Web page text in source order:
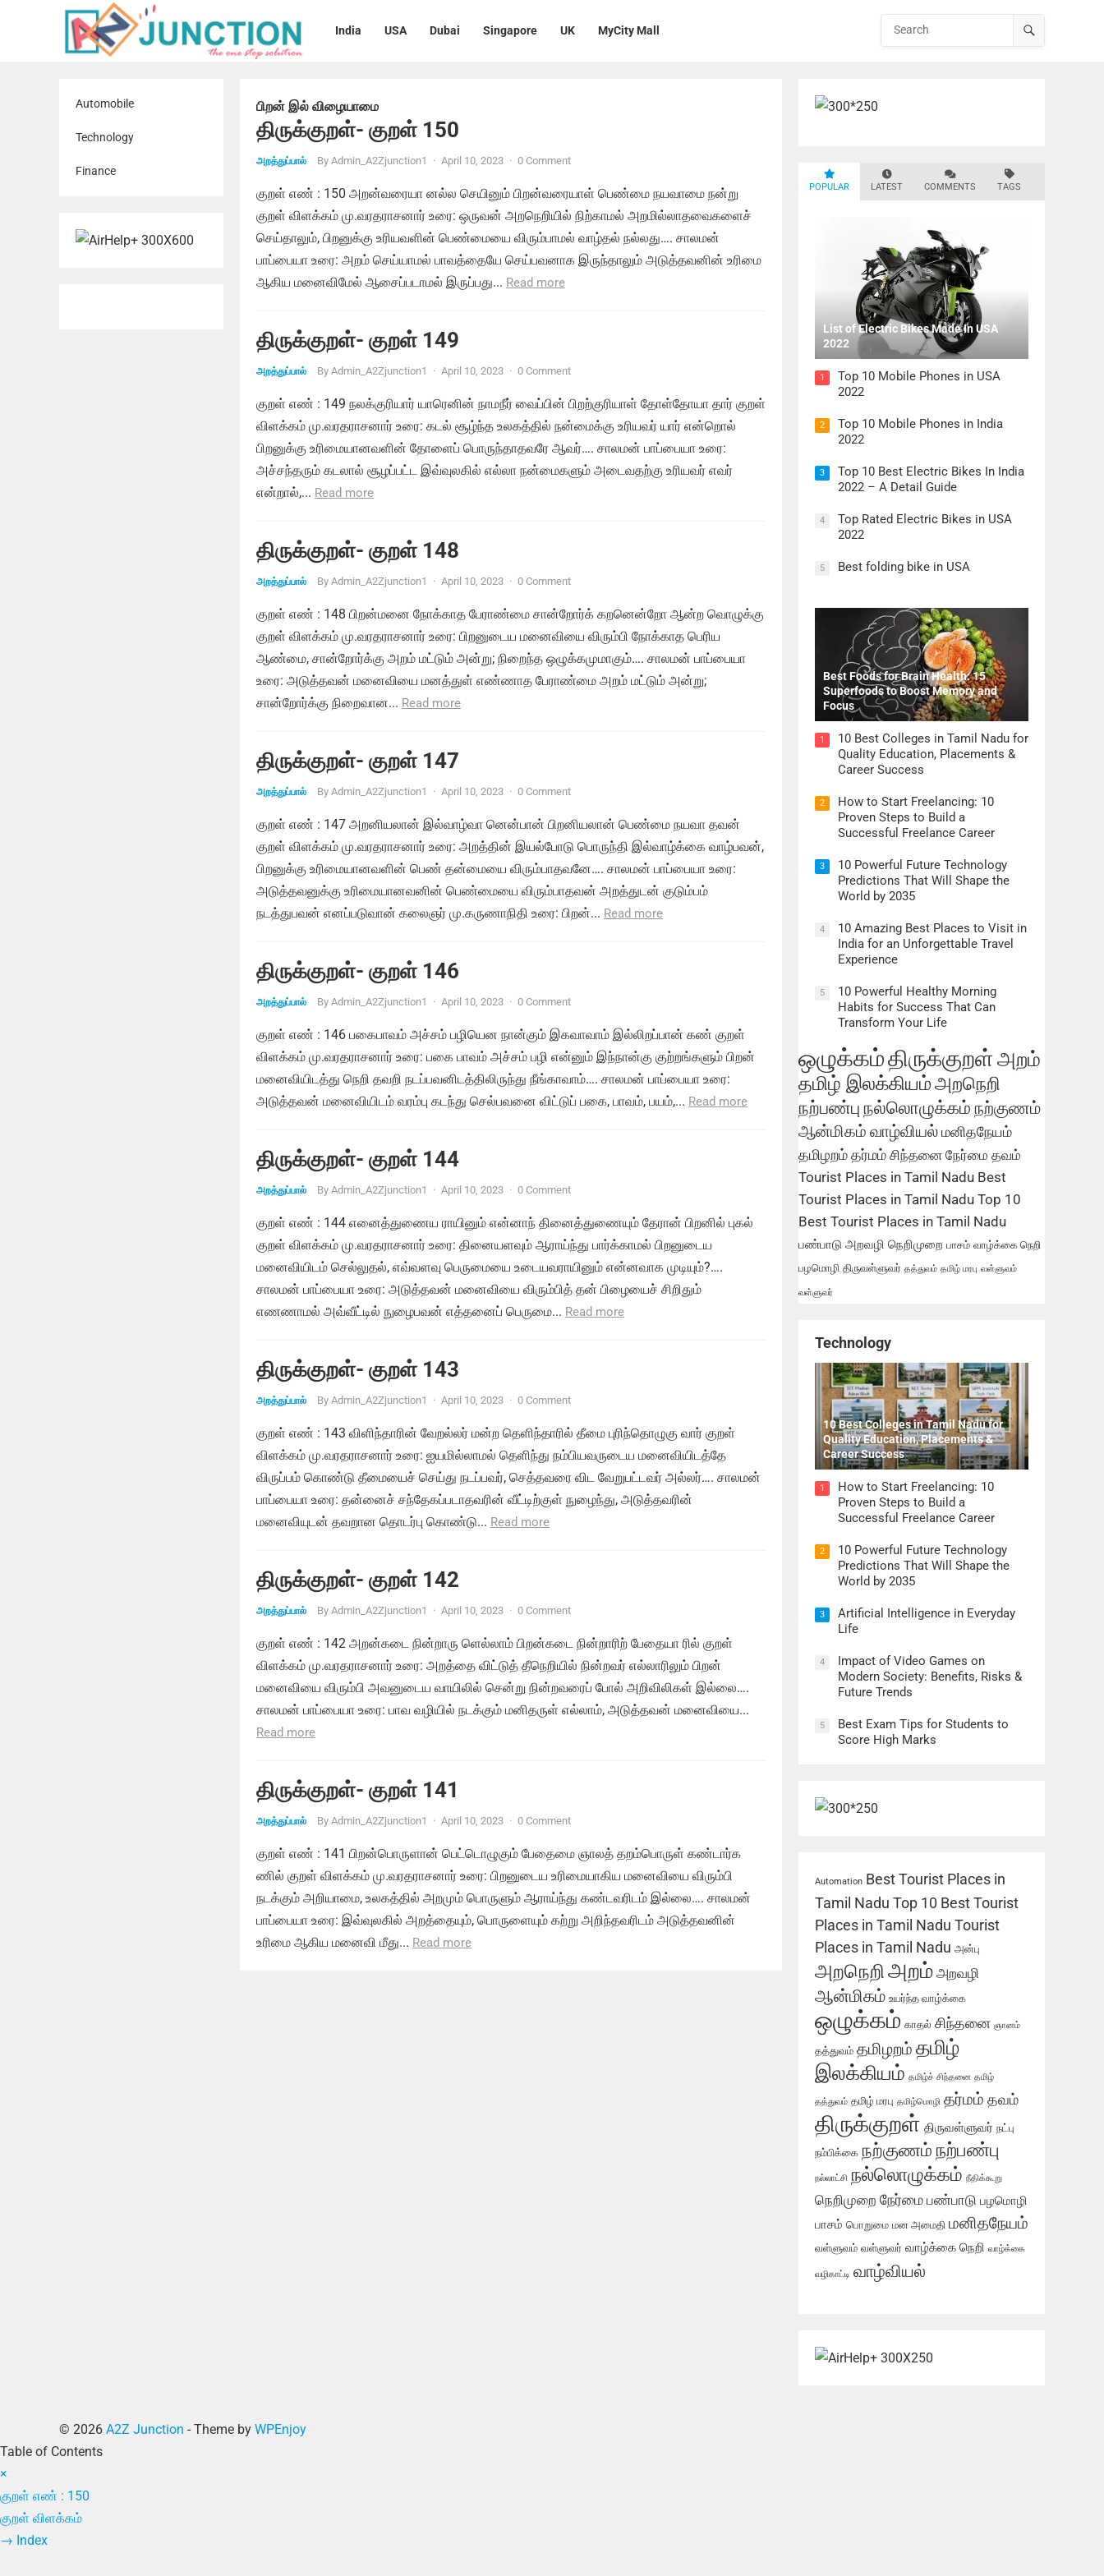
India USA Dubai Singapore UK MyCity Mall
Automobile
Technology
Finance
பிறன் இல் விழையாமை
திருக்குறள்- குறள் 150
அறத்துப்பால் By Admin_A2Zjunction1 · April 10, 2023 · 0 Comment
குறள் எண் : 150 அறன்வரையா னல்ல செயினும் பிறன்வரையாள் பெண்மை நயவாமை நன்று
குறள் விளக்கம் மு.வரதராசனார் உரை: ஒருவன் அறநெறியில் நிற்காமல் அறமில்லாதவைகளைச்
செய்தாலும், பிறனுக்கு உரியவளின் பெண்மையை விரும்பாமல் வாழ்தல் நல்லது…. சாலமன்
பாப்பையா உரை: அறம் செய்யாமல் பாவத்தையே செய்பவனாக இருந்தாலும் அடுத்தவனின் உரிமை
ஆகிய மனைவிமேல் ஆசைப்படாமல் இருப்பது... Read more
திருக்குறள்- குறள் 149
அறத்துப்பால் By Admin_A2Zjunction1 · April 10, 2023 · 0 Comment
குறள் எண் : 149 நலக்குரியார் யாரெனின் நாமநீர் வைப்பின் பிறற்குரியாள் தோள்தோயா தார் குறள்
விளக்கம் மு.வரதராசனார் உரை: கடல் சூழ்ந்த உலகத்தில் நன்மைக்கு உரியவர் யார் என்றொல்
பிறனுக்கு உரிமையானவளின் தோளைப் பொருந்தாதவரே ஆவர்…. சாலமன் பாப்பையா உரை:
அச்சந்தரும் கடலால் சூழப்பட்ட இவ்வுலகில் எல்லா நன்மைகளும் அடைவதற்கு உரியவர் எவர்
என்றால்,... Read more
திருக்குறள்- குறள் 148
அறத்துப்பால் By Admin_A2Zjunction1 · April 10, 2023 · 0 Comment
குறள் எண் : 148 பிறன்மனை நோக்காத பேராண்மை சான்றோர்க் கறனென்றோ ஆன்ற வொழுக்கு
குறள் விளக்கம் மு.வரதராசனார் உரை: பிறனுடைய மனைவியை விரும்பி நோக்காத ‌பெரிய
ஆண்மை, சான்றோர்க்கு அறம் மட்டும் அன்று; நிறைந்த ஒழுக்கமுமாகும்…. சாலமன் பாப்பையா
உரை: அடுத்தவன் மனைவியை மனத்துள் எண்ணாத பேராண்மை அறம் மட்டும் அன்று;
சான்றோர்க்கு நிறைவான... Read more
திருக்குறள்- குறள் 147
அறத்துப்பால் By Admin_A2Zjunction1 · April 10, 2023 · 0 Comment
குறள் எண் : 147 அறனியலான் இல்வாழ்வா னென்பான் பிறனியலான் பெண்மை நயவா தவன்
குறள் விளக்கம் மு.வரதராசனார் உரை: அறத்தின் இயல்போடு பொருந்தி இல்வாழ்க்கை வாழ்பவன்,
பிறனுக்கு உரிமையானவளின் பெண் தன்மையை விரும்பாதவனே…. சாலமன் பாப்பையா உரை:
அடுத்தவனுக்கு உரிமையானவனின் பெண்மையை விரும்பாதவன் அறத்துடன் குடும்பம்
நடத்துபவன் எனப்படுவான் கலைஞர் மு.கருணாநிதி உரை: பிறன்... Read more
திருக்குறள்- குறள் 146
அறத்துப்பால் By Admin_A2Zjunction1 · April 10, 2023 · 0 Comment
குறள் எண் : 146 பகைபாவம் அச்சம் பழியென நான்கும் இகவாவாம் இல்லிறப்பான் கண் குறள்
விளக்கம் மு.வரதராசனார் உரை: பகை பாவம் அச்சம் பழி என்னும் இந்நான்கு குற்றங்களும் பிறன்
மனைவியிடத்து நெறி தவறி நடப்பவனிடத்திலிருந்து நீங்காவாம்…. சாலமன் பாப்பையா உரை:
அடுத்தவன் மனைவியிடம் வரம்பு கடந்து செல்பவனை விட்டுப் பகை, பாவம், பயம்,... Read more
திருக்குறள்- குறள் 144
அறத்துப்பால் By Admin_A2Zjunction1 · April 10, 2023 · 0 Comment
குறள் எண் : 144 எனைத்துணைய ராயினும் என்னாந் தினைத்துணையும் தேரான் பிறனில் புகல்
குறள் விளக்கம் மு.வரதராசனார் உரை: தினையளவும் ஆராய்ந்து பார்க்காமல் பிறனுடைய
மனைவியிடம் செல்லுதல், எவ்வளவு பெருமையை உடையவராயினும் என்னவாக முடியும்?….
சாலமன் பாப்பையா உரை: அடுத்தவன் மனைவியை விரும்பித் தன் பிழையைச் சிறிதும்
எணணாமல் அவ்வீட்டில் நுழைபவன் எத்தனைப் பெருமை... Read more
திருக்குறள்- குறள் 143
அறத்துப்பால் By Admin_A2Zjunction1 · April 10, 2023 · 0 Comment
குறள் எண் : 143 விளிந்தாரின் வேறல்லர் மன்ற தெளிந்தாரில் தீமை புரிந்தொழுகு வார் குறள்
விளக்கம் மு.வரதராசனார் உரை: ஐயமில்லாமல் தெளிந்து நம்பியவருடைய மனைவியிடத்தே
விருப்பம் கொண்டு தீமையைச் செய்து நடப்பவர், செத்தவரை விட வேறுபட்டவர் அல்லர்…. சாலமன்
பாப்பையா உரை: தன்னைச் சந்தேகப்படாதவரின் வீட்டிற்குள் நுழைந்து, அடுத்தவரின்
மனைவியுடன் தவறான தொடர்பு கொண்டு... Read more
திருக்குறள்- குறள் 142
அறத்துப்பால் By Admin_A2Zjunction1 · April 10, 2023 · 0 Comment
குறள் எண் : 142 அறன்கடை நின்றாரு ளெல்லாம் பிறன்கடை நின்றாரிற் பேதையா ரில் குறள்
விளக்கம் மு.வரதராசனார் உரை: அறத்தை விட்டுத் தீநெறியில் நின்றவர் எல்லாரிலும் பிறன்
மனைவியை விரும்பி அவனுடைய வாயிலில் சென்று நின்றவரைப் போல் அறிவிலிகள் இல்லை….
சாலமன் பாப்பையா உரை: பாவ வழியில் நடக்கும் மனிதருள் எல்லாம், அடுத்தவன் மனைவியை...
Read more
திருக்குறள்- குறள் 141
அறத்துப்பால் By Admin_A2Zjunction1 · April 10, 2023 · 0 Comment
குறள் எண் : 141 பிறன்பொருளான் பெட்டொழுகும் பேதைமை ஞாலத் தறம்பொருள் கண்டார்க
ணில் குறள் விளக்கம் மு.வரதராசனார் உரை: பிறனுடைய உரிமையாகிய மனைவியை விரும்பி
நடக்கும் அறியாமை, உலகத்தில் அறமும் பொருளும் ஆராய்ந்து கண்டவரிடம் இல்லை…. சாலமன்
பாப்பையா உரை: இவ்வுலகில் அறத்தையும், பொருளையும் கற்று அறிந்தவரிடம் அடுத்தவனின்
உரிமை ஆகிய மனைவி மீது... Read more
POPULAR LATEST COMMENTS TAGS
List of Electric Bikes Made In USA
2022
1
Top 10 Mobile Phones in USA
2022
2
Top 10 Mobile Phones in India
2022
3
Top 10 Best Electric Bikes In India
2022 – A Detail Guide
4
Top Rated Electric Bikes in USA
2022
5 Best folding bike in USA
Best Foods for Brain Health: 15
Superfoods to Boost Memory and
Focus
1
10 Best Colleges in Tamil Nadu for
Quality Education, Placements &
Career Success
2
How to Start Freelancing: 10
Proven Steps to Build a
Successful Freelance Career
3
10 Powerful Future Technology
Predictions That Will Shape the
World by 2035
4
10 Amazing Best Places to Visit in
India for an Unforgettable Travel
Experience
5
10 Powerful Healthy Morning
Habits for Success That Can
Transform Your Life
ஒழுக்கம்திருக்குறள்அறம்
தமிழ் இலக்கியம்அறநெறி
நற்பண்பு நல்லொழுக்கம் நற்குணம்
ஆன்மிகம் வாழ்வியல்மனிதநேயம்
தமிழறம்தர்மம் சிந்தனை நேர்மை தவம்
Tourist Places in Tamil Nadu Best
Tourist Places in Tamil Nadu Top 10
Best Tourist Places in Tamil Nadu
பண்பாடு அறவழி நெறிமுறை பாசம் வாழ்க்கை நெறி
பழமொழி திருவள்ளுவர் தத்துவம் தமிழ் மரபு வள்ளுவம்
வள்ளுவர்
Technology
10 Best Colleges in Tamil Nadu for
Quality Education, Placements &
Career Success
1
How to Start Freelancing: 10
Proven Steps to Build a
Successful Freelance Career
2
10 Powerful Future Technology
Predictions That Will Shape the
World by 2035
3
Artificial Intelligence in Everyday
Life
4
Impact of Video Games on
Modern Society: Benefits, Risks &
Future Trends
5
Best Exam Tips for Students to
Score High Marks
Automation Best Tourist Places in
Tamil Nadu Top 10 Best Tourist
Places in Tamil Nadu Tourist
Places in Tamil Nadu அன்பு
அறநெறிஅறம் அறவழி
ஆன்மிகம் உயர்ந்த வாழ்க்கை
ஒழுக்கம் காதல் சிந்தனை ஞானம்
தத்துவம் தமிழறம் தமிழ்
இலக்கியம் தமிழ்ச் சிந்தனை தமிழ்
தத்துவம் தமிழ் மரபு தமிழ்மொழி தர்மம் தவம்
திருக்குறள் திருவள்ளுவர் நட்பு
நம்பிக்கை நற்குணம் நற்பண்பு
நல்லாட்சி நல்லொழுக்கம் நீதிக்கூறு
நெறிமுறை நேர்மை பண்பாடு பழமொழி
பாசம் பொறுமை மன அமைதி மனிதநேயம்
வள்ளுவம் வள்ளுவர் வாழ்க்கை நெறி வாழ்க்கை
வழிகாட்டி வாழ்வியல்
© 2026 A2Z Junction - Theme by WPEnjoy
Table of Contents
×
குறள் எண் : 150
குறள் விளக்கம்
→ Index